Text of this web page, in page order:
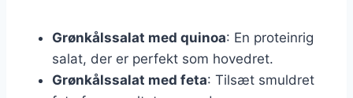
Grønkålssalat med quinoa: En proteinrig
salat, der er perfekt som hovedret.
Grønkålssalat med feta: Tilsæt smuldret